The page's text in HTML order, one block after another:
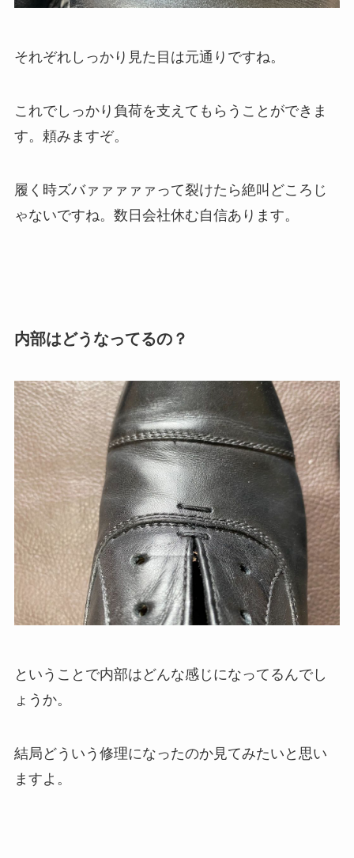
それぞれしっかり見た目は元通りですね。
これでしっかり負荷を支えてもらうことができま
す。頼みますぞ。
履く時ズバァァァァァって裂けたら絶叫どころじ
ゃないですね。数日会社休む自信あります。
内部はどうなってるの？
ということで内部はどんな感じになってるんでし
ょうか。
結局どういう修理になったのか見てみたいと思い
ますよ。